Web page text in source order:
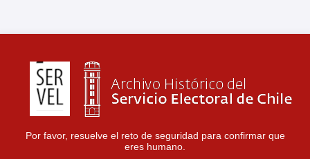
Por favor, resuelve el reto de seguridad para confirmar que
eres humano.